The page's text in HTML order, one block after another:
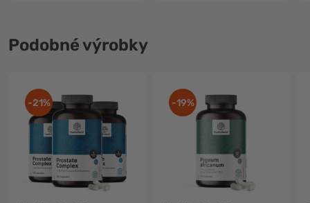
Podobné výrobky
-21% -19%